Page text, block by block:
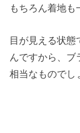
もちろん着地も
目が見える状
んですから、ブ
相当なものでし